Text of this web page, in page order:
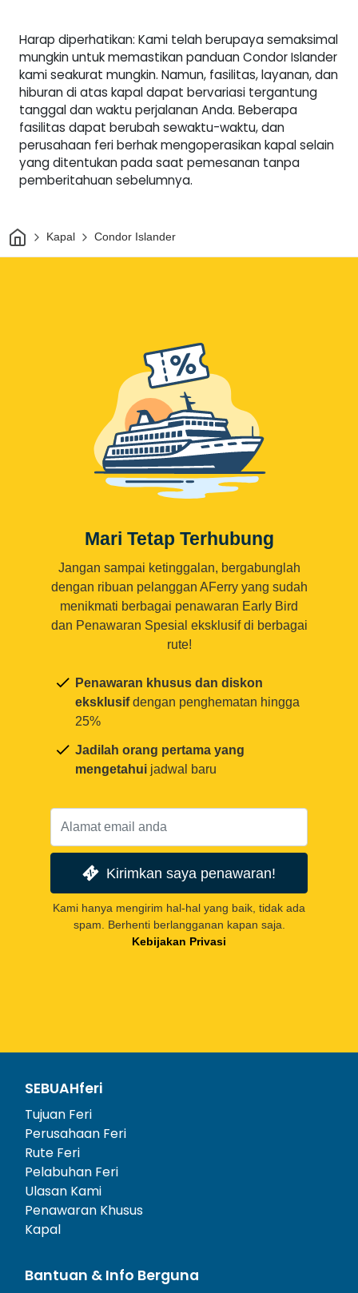
Harap diperhatikan: Kami telah berupaya semaksimal
mungkin untuk memastikan panduan Condor Islander
kami seakurat mungkin. Namun, fasilitas, layanan, dan
hiburan di atas kapal dapat bervariasi tergantung
tanggal dan waktu perjalanan Anda. Beberapa
fasilitas dapat berubah sewaktu-waktu, dan
perusahaan feri berhak mengoperasikan kapal selain
yang ditentukan pada saat pemesanan tanpa
pemberitahuan sebelumnya.
RumahKapal Condor Islander
Mari Tetap Terhubung
Jangan sampai ketinggalan, bergabunglah
dengan ribuan pelanggan AFerry yang sudah
menikmati berbagai penawaran Early Bird
dan Penawaran Spesial eksklusif di berbagai
rute!
Penawaran khusus dan diskon
eksklusifdengan penghematan hingga
25%
Jadilah orang pertama yang
mengetahui jadwal baru
Kirimkan saya penawaran!
Kami hanya mengirim hal-hal yang baik, tidak ada
spam. Berhenti berlangganan kapan saja.
Kebijakan Privasi
SEBUAHferi
Tujuan Feri
Perusahaan Feri
Rute Feri
Pelabuhan Feri
Ulasan Kami
Penawaran Khusus
Kapal
Bantuan & Info Berguna